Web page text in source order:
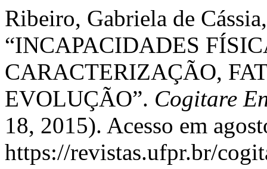
Ribeiro, Gabriela de
“INCAPACIDADES
CARACTERIZAÇÃO,
EVOLUÇÃO”. Cogitare
18, 2015). Acesso em
https://revistas.ufpr.br/